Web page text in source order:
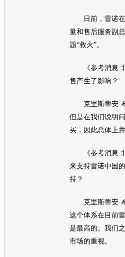
日前， 雷诺
量和售后服务副
题“救火”。
《参考消息·北
售产生了影响？
克里斯蒂安·布
但是在我们说明
买，因此总体上
《参考消息·北
来支持雷诺中国
持？
克里斯蒂安·布
这个体系在目前
是最高的。我们
市场的重视。